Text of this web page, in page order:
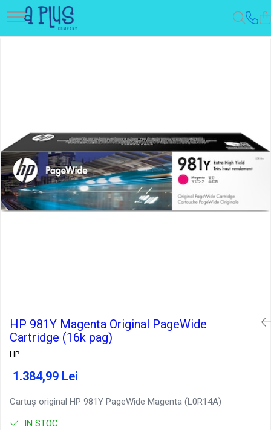
HP 981Y Magenta Original PageWide
Cartridge (16k pag)
HP
1.384,99 Lei
Cartuş original HP 981Y PageWide Magenta (L0R14A)
IN STOC